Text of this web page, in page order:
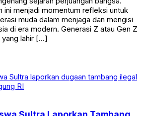
ini menjadi momentum refleksi untuk
muda dalam menjaga dan mengisi
di era modern. Generasi Z atau Gen Z
lahir […]